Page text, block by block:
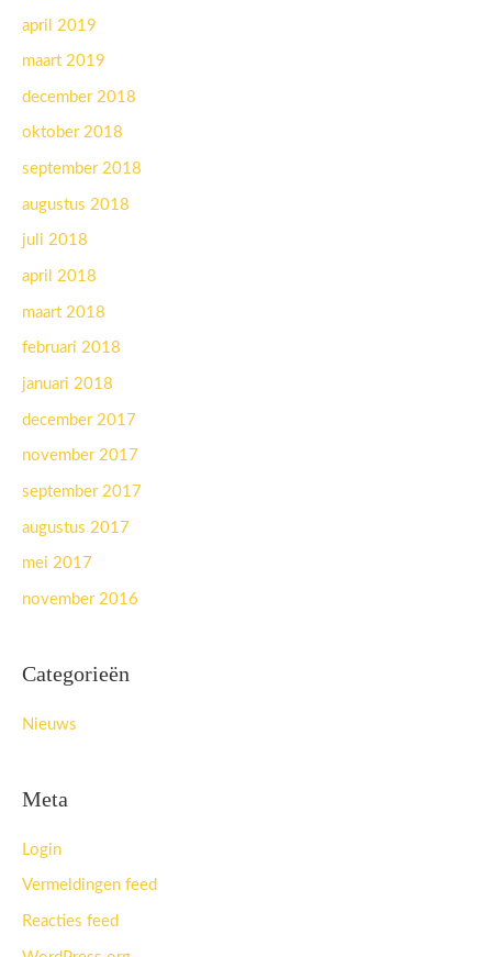
april 2019
maart 2019
december 2018
oktober 2018
september 2018
augustus 2018
juli 2018
april 2018
maart 2018
februari 2018
januari 2018
december 2017
november 2017
september 2017
augustus 2017
mei 2017
november 2016
Categorieën
Nieuws
Meta
Login
Vermeldingen feed
Reacties feed